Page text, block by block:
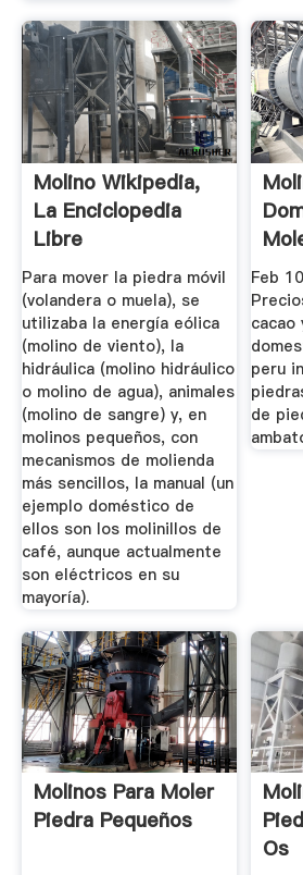
Molino Wikipedia,
La Enciclopedia
Libre
Para mover la piedra móvil
(volandera o muela), se
utilizaba la energía eólica
(molino de viento), la
hidráulica (molino hidráulico
o molino de agua), animales
(molino de sangre) y, en
molinos pequeños, con
mecanismos de molienda
más sencillos, la manual (un
ejemplo doméstico de
ellos son los molinillos de
café, aunque actualmente
son eléctricos en su
mayoría).
Feb
cacao
peru
de
Molinos Para Moler
Piedra Pequeños
Os